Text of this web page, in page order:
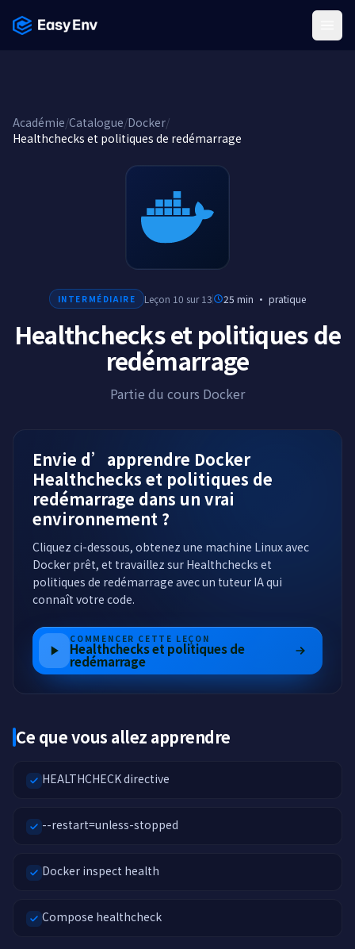
Académie/Catalogue/Docker/
Healthchecks et politiques de redémarrage
INTERMÉDIAIRE Leçon 10 sur 13 25 min ·pratique
Healthchecks et politiques de
redémarrage
Partie du cours Docker
Envie d’apprendre Docker
Healthchecks et politiques de
redémarrage dans un vrai
environnement ?
Cliquez ci-dessous, obtenez une machine Linux avec
Docker prêt, et travaillez sur Healthchecks et
politiques de redémarrage avec un tuteur IA qui
connaît votre code.
COMMENCER CETTE LEÇON
Healthchecks et politiques de
redémarrage
Ce que vous allez apprendre
HEALTHCHECK directive
--restart=unless-stopped
Docker inspect health
Compose healthcheck